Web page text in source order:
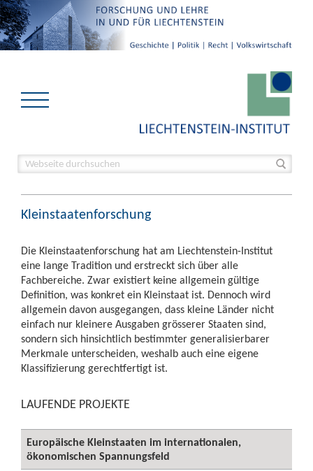
Kleinstaatenforschung
Die Kleinstaatenforschung hat am Liechtenstein-Institut
eine lange Tradition und erstreckt sich über alle
Fachbereiche. Zwar existiert keine allgemein gültige
Definition, was konkret ein Kleinstaat ist. Dennoch wird
allgemein davon ausgegangen, dass kleine Länder nicht
einfach nur kleinere Ausgaben grösserer Staaten sind,
sondern sich hinsichtlich bestimmter generalisierbarer
Merkmale unterscheiden, weshalb auch eine eigene
Klassifizierung gerechtfertigt ist.
LAUFENDE PROJEKTE
Europäische Kleinstaaten im internationalen,
ökonomischen Spannungsfeld